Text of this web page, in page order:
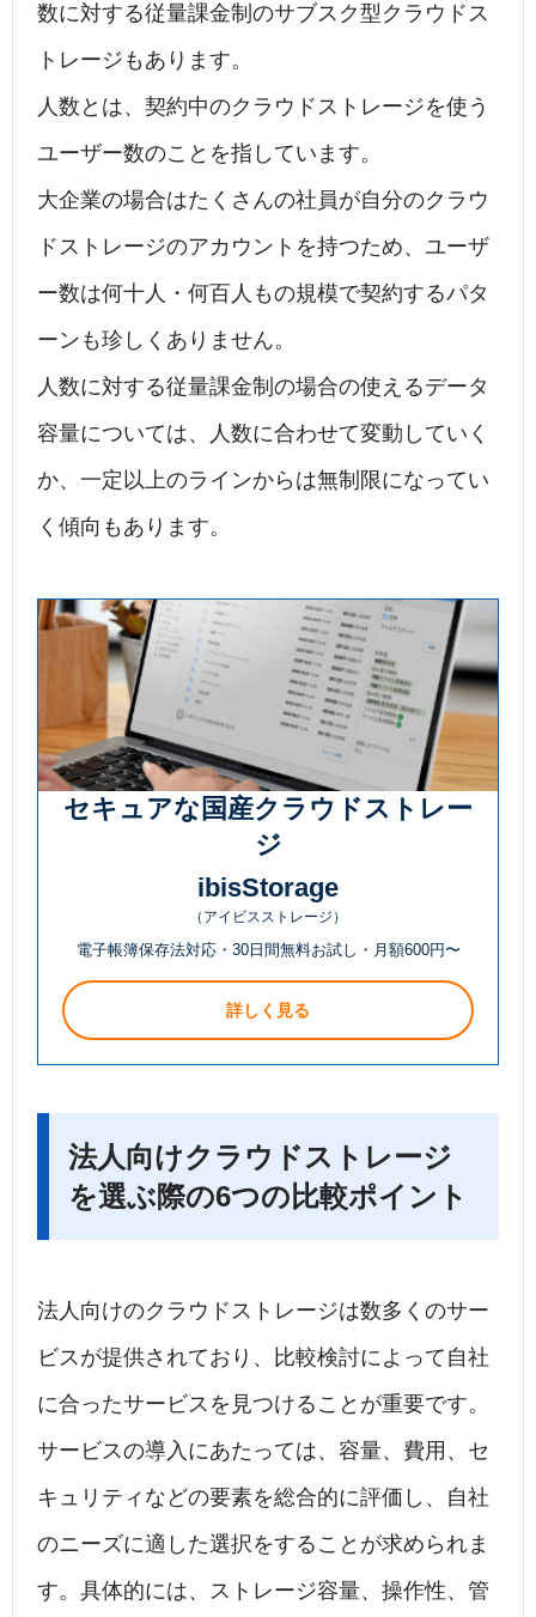
数に対する従量課金制のサブスク型クラウドス
トレージもあります。
人数とは、契約中のクラウドストレージを使う
ユーザー数のことを指しています。
大企業の場合はたくさんの社員が自分のクラウ
ドストレージのアカウントを持つため、ユーザ
ー数は何十人・何百人もの規模で契約するパタ
ーンも珍しくありません。
人数に対する従量課金制の場合の使えるデータ
容量については、人数に合わせて変動していく
か、一定以上のラインからは無制限になってい
く傾向もあります。
セキュアな国産クラウドストレー
ジ
ibisStorage
（アイビスストレージ）
電子帳簿保存法対応・30日間無料お試し・月額600円〜
詳しく見る
法人向けクラウドストレージ
を選ぶ際の6つの比較ポイント
法人向けのクラウドストレージは数多くのサー
ビスが提供されており、比較検討によって自社
に合ったサービスを見つけることが重要です。
サービスの導入にあたっては、容量、費用、セ
キュリティなどの要素を総合的に評価し、自社
のニーズに適した選択をすることが求められま
す。具体的には、ストレージ容量、操作性、管